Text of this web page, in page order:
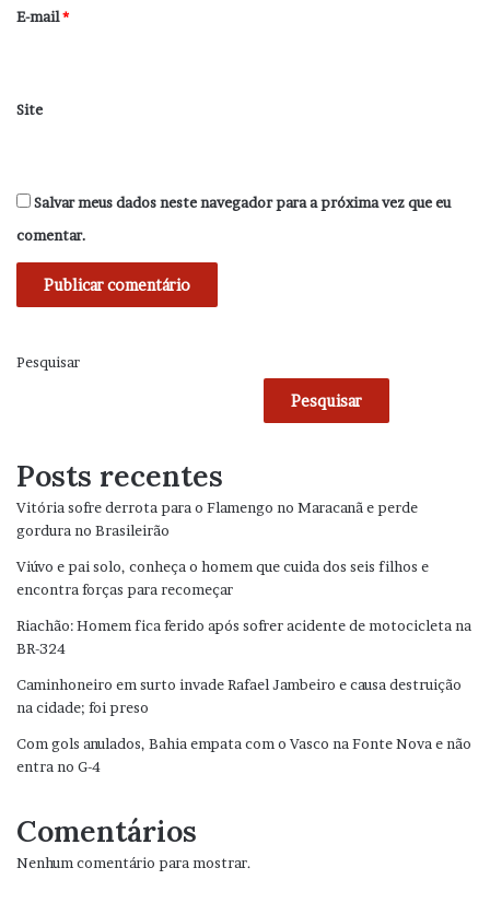
*
E-mail*
Site
Salvar meus dados neste navegador para a próxima vez que eu
comentar.
Pesquisar
Pesquisar
Posts recentes
Vitória sofre derrota para o Flamengo no Maracanã e perde
gordura no Brasileirão
Viúvo e pai solo, conheça o homem que cuida dos seis filhos e
encontra forças para recomeçar
Riachão: Homem fica ferido após sofrer acidente de motocicleta na
BR-324
Caminhoneiro em surto invade Rafael Jambeiro e causa destruição
na cidade; foi preso
Com gols anulados, Bahia empata com o Vasco na Fonte Nova e não
entra no G-4
Comentários
Nenhum comentário para mostrar.